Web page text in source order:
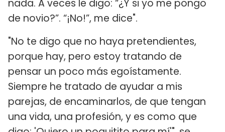
nada. A veces le digo: “¿Y si yo me pongo
de novio?”. “¡No!”, me dice".
"No te digo que no haya pretendientes,
porque hay, pero estoy tratando de
pensar un poco más egoístamente.
Siempre he tratado de ayudar a mis
parejas, de encaminarlos, de que tengan
una vida, una profesión, y es como que